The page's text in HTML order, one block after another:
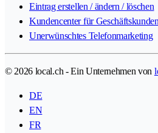
Eintrag erstellen / ändern / löschen
Kundencenter für Geschäftskunden
Unerwünschtes Telefonmarketing
© 2026 local.ch - Ein Unternehmen von
DE
EN
FR